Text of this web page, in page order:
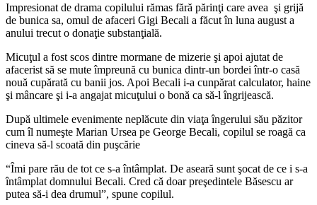
Impresionat de drama copilului rămas fără părinţi care avea şi grijă
de bunica sa, omul de afaceri Gigi Becali a făcut în luna august a
anului trecut o donaţie substanţială.
Micuţul a fost scos dintre mormane de mizerie şi apoi ajutat de
afacerist să se mute împreună cu bunica dintr-un bordei într-o casă
nouă cupărată cu banii jos. Apoi Becali i-a cunpărat calculator, haine
şi mâncare şi i-a angajat micuţului o bonă ca să-l îngrijească.
După ultimele evenimente neplăcute din viaţa îngerului său păzitor
cum îl numeşte Marian Ursea pe George Becali, copilul se roagă ca
cineva să-l scoată din puşcărie
“Îmi pare rău de tot ce s-a întâmplat. De aseară sunt şocat de ce i s-a
întâmplat domnului Becali. Cred că doar preşedintele Băsescu ar
putea să-i dea drumul”, spune copilul.